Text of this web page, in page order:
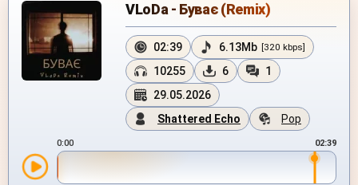
VLoDa - Буває (Remix)
02:39 6.13Mb [320 kbps]
10255 6
1
29.05.2026
Shattered Echo
Pop
0:00 02:39